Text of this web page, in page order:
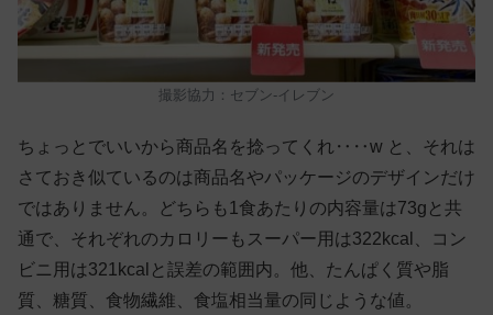
撮影協力：セブン-イレブン
ちょっとでいいから商品名を捻ってくれ‥‥w と、それは
さておき似ているのは商品名やパッケージのデザインだけ
ではありません。どちらも1食あたりの内容量は73gと共
通で、それぞれのカロリーもスーパー用は322kcal、コン
ビニ用は321kcalと誤差の範囲内。他、たんぱく質や脂
質、糖質、食物繊維、食塩相当量の同じような値。